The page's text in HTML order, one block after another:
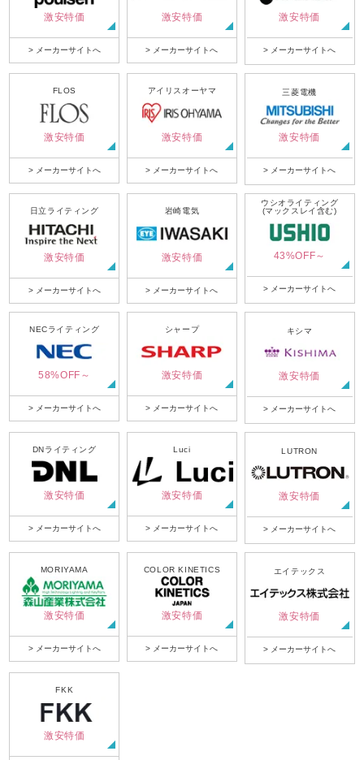
激安特価
> メーカーサイトへ
激安特価
> メーカーサイトへ
激安特価
> メーカーサイトへ
FLOS
激安特価
> メーカーサイトへ
アイリスオーヤマ
激安特価
> メーカーサイトへ
三菱電機
激安特価
> メーカーサイトへ
日立ライティング
激安特価
> メーカーサイトへ
岩崎電気
激安特価
> メーカーサイトへ
ウシオライティング
(マックスレイ含む)
43%OFF～
> メーカーサイトへ
NECライティング
58%OFF～
> メーカーサイトへ
シャープ
激安特価
> メーカーサイトへ
キシマ
激安特価
> メーカーサイトへ
DNライティング
激安特価
> メーカーサイトへ
Luci
激安特価
> メーカーサイトへ
LUTRON
激安特価
> メーカーサイトへ
MORIYAMA
激安特価
> メーカーサイトへ
COLOR KINETICS
激安特価
> メーカーサイトへ
エイテックス
激安特価
> メーカーサイトへ
FKK
激安特価